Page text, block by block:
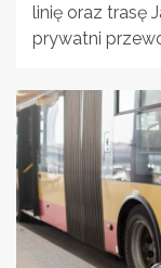
linię oraz trasę
prywatni